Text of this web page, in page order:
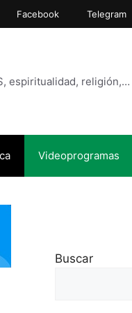
Facebook Telegram
espiritualidad, religión,…
Videoprogramas
Buscar